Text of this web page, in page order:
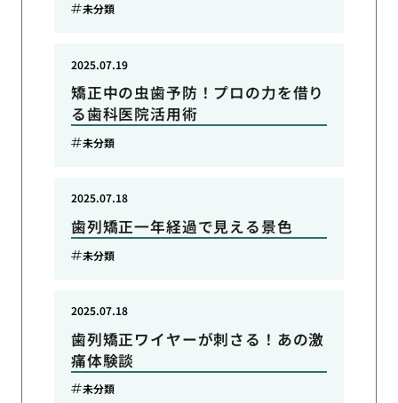
未分類
矯正中の虫歯予防！プロの力を借り
る歯科医院活用術
2025.07.19
未分類
歯列矯正一年経過で見える景色
2025.07.18
未分類
歯列矯正ワイヤーが刺さる！あの激
痛体験談
2025.07.18
未分類